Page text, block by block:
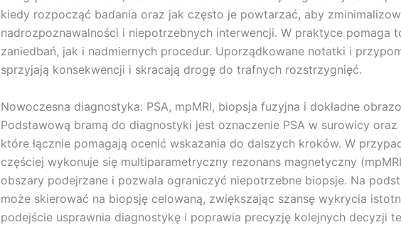
kiedy rozpocząć badania oraz jak często je powtarzać, aby
nadrozpoznawalności i niepotrzebnych interwencji. W praktyce pomaga
zaniedbań, jak i nadmiernych procedur. Uporządkowane notatki i
sprzyjają konsekwencji i skracają drogę do trafnych rozstrzygnięć.
Nowoczesna diagnostyka: PSA, mpMRI, biopsja fuzyjna i dokładne
Podstawową bramą do diagnostyki jest oznaczenie PSA w surowicy oraz
które łącznie pomagają ocenić wskazania do dalszych kroków. W
częściej wykonuje się multiparametryczny rezonans magnetyczny
obszary podejrzane i pozwala ograniczyć niepotrzebne biopsje. Na
może skierować na biopsję celowaną, zwiększając szansę wykrycia
podejście usprawnia diagnostykę i poprawia precyzję kolejnych decyzji